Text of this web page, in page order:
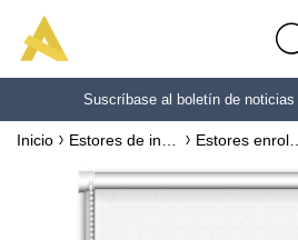
Muestras gratuitas
Inicio
¡Encuentra la foto
proyecto!